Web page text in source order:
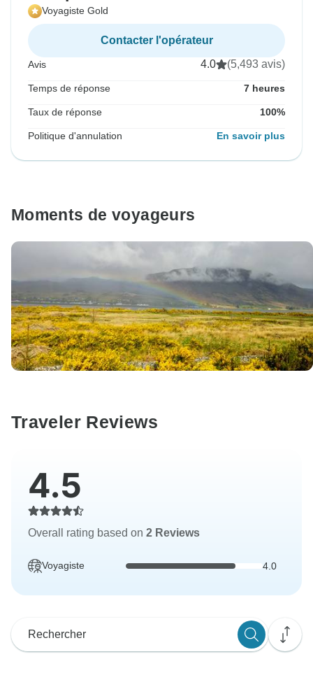
Voyagiste Gold
Contacter l'opérateur
Avis 4.0 (5,493 avis)
Temps de réponse 7 heures
Taux de réponse 100%
Politique d'annulation En savoir plus
Moments de voyageurs
Traveler Reviews
4.5
Overall rating based on 2 Reviews
Voyagiste 4.0